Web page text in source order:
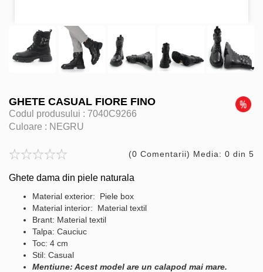
GHETE CASUAL FIORE FINO
Codul produsului : 7040C9266
Culoare : NEGRU
(0 Comentarii) Media: 0 din 5
Ghete dama din piele naturala
Material exterior: Piele box
Material interior: Material textil
Brant: Material textil
Talpa: Cauciuc
Toc: 4 cm
Stil: Casual
Mentiune: Acest model are un calapod mai mare.